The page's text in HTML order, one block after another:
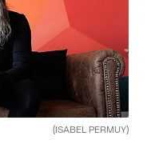
(ISABEL PERMUY)